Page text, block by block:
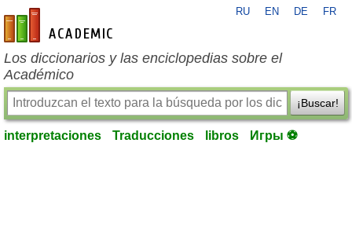
es-academic.com
RU EN DE FR
Los diccionarios y las enciclopedias sobre el
Académico
¡Buscar!
interpretaciones Traducciones libros Игры ⚽